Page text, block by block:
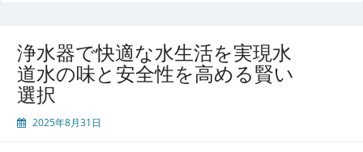
浄水器で快適な水生活を実現水
道水の味と安全性を高める賢い
選択
2025年8月31日